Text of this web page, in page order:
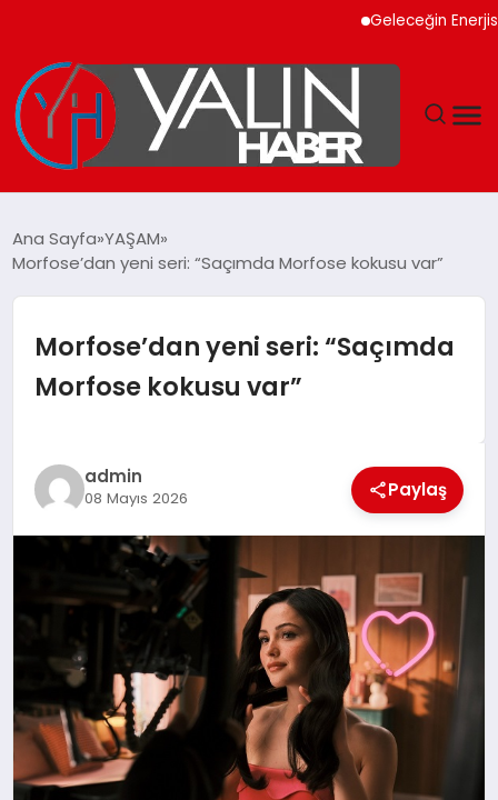
Geleceğin Enerjisi
DÜNYA
EKONOMİ
EĞİTİM
TEKNOLOJİ
MAGAZİN
SAĞLIK
Ana Sayfa YAŞAM
Morfose’dan yeni seri: “Saçımda Morfose kokusu var”
Morfose’dan yeni seri: “Saçımda
Morfose kokusu var”
admin
08 Mayıs 2026 Paylaş